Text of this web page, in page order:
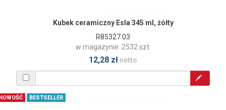
Kubek ceramiczny Esla 345 ml, żółty
R85327.03
w magazynie: 2532 szt.
12,28 zł netto
BESTSELLER